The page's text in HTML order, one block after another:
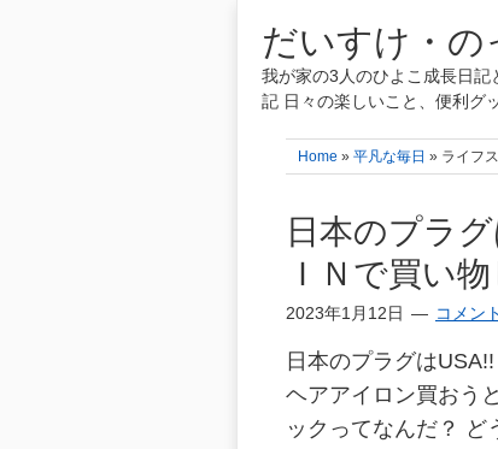
だいすけ・の
我が家の3人のひよこ成長日
記 日々の楽しいこと、便利グ
Home » 平凡な毎日 » ライフ
日本のプラ
ＩＮで買い
2023年1月12日 コメン
日本のプラグは
ヘアアイロン買おう
ックってなんだ？ ど